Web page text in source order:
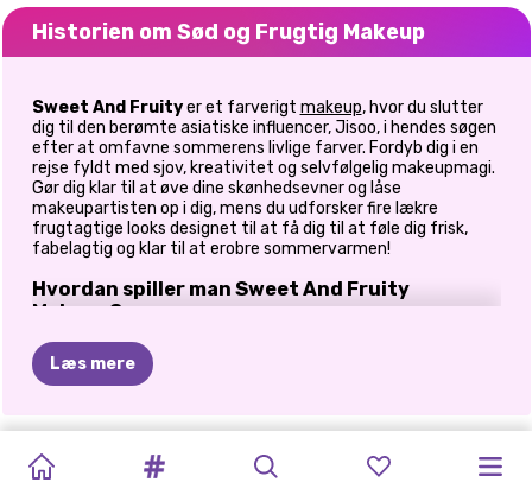
Historien om Sød og Frugtig Makeup
Sweet And Fruity er et farverigt makeup, hvor du slutter
dig til den berømte asiatiske influencer, Jisoo, i hendes søgen
efter at omfavne sommerens livlige farver. Fordyb dig i en
rejse fyldt med sjov, kreativitet og selvfølgelig makeupmagi.
Gør dig klar til at øve dine skønhedsevner og låse
makeupartisten op i dig, mens du udforsker fire lækre
frugtagtige looks designet til at få dig til at føle dig frisk,
fabelagtig og klar til at erobre sommervarmen!
Hvordan spiller man Sweet And Fruity
Makeup?
Gennem hele din makeuprejse vil Jisoo guide dig med vid og
humor og tilbyde tips og tricks, der vil gøre din oplevelse
makeupartistevner. Uanset om du leder efter et legende
blåbær-look, en forfriskende vandmelontransformation, en
frisk citrus-makeover eller et fængslende appelsin- og kiwi-
Læs mere
MAKEUP
TRENDS:
VIBES
GLAM
BLANK
MED
BARBIEMANI
MERMAIDCORE
MAKEUP
CRYPTO
GALS
FASHION
INSTA